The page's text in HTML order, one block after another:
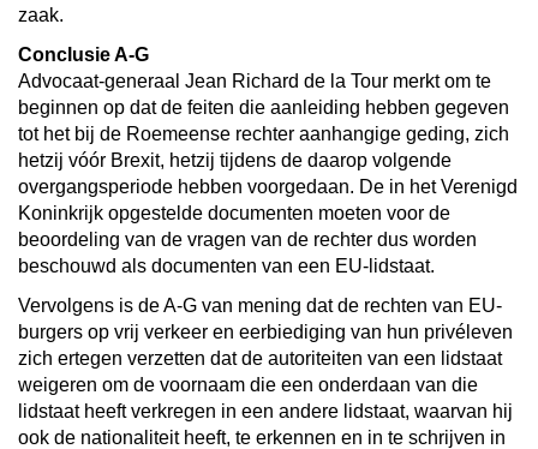
zaak.
Conclusie A-G
Advocaat-generaal Jean Richard de la Tour merkt om te
beginnen op dat de feiten die aanleiding hebben gegeven
tot het bij de Roemeense rechter aanhangige geding, zich
hetzij vóór Brexit, hetzij tijdens de daarop volgende
overgangsperiode hebben voorgedaan. De in het Verenigd
Koninkrijk opgestelde documenten moeten voor de
beoordeling van de vragen van de rechter dus worden
beschouwd als documenten van een EU-lidstaat.
Vervolgens is de A-G van mening dat de rechten van EU-
burgers op vrij verkeer en eerbiediging van hun privéleven
zich ertegen verzetten dat de autoriteiten van een lidstaat
weigeren om de voornaam die een onderdaan van die
lidstaat heeft verkregen in een andere lidstaat, waarvan hij
ook de nationaliteit heeft, te erkennen en in te schrijven in